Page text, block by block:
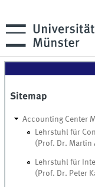
Sitemap
Accounting Center
Lehrstuhl für
(Prof. Dr. Martin
Lehrstuhl für
(Prof. Dr. Peter